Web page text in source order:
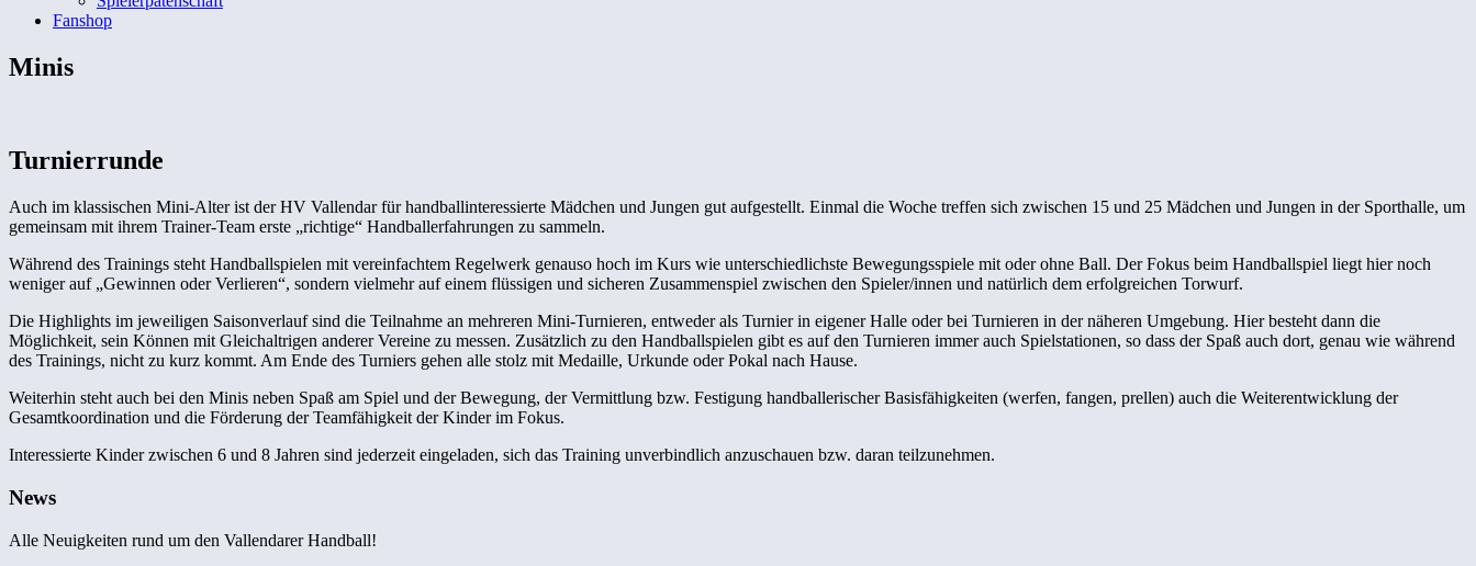
Fanshop
Minis
Turnierrunde
Auch im klassischen Mini-Alter ist der HV Vallendar für handballinteressierte Mädchen und Jungen gut aufgestellt. Einmal die Woche treffen sich zwischen 15 und 25 Mädchen und Jungen in der Sporthalle, um
gemeinsam mit ihrem Trainer-Team erste „richtige“ Handballerfahrungen zu sammeln.
Während des Trainings steht Handballspielen mit vereinfachtem Regelwerk genauso hoch im Kurs wie unterschiedlichste Bewegungsspiele mit oder ohne Ball. Der Fokus beim Handballspiel liegt hier noch
weniger auf „Gewinnen oder Verlieren“, sondern vielmehr auf einem flüssigen und sicheren Zusammenspiel zwischen den Spieler/innen und natürlich dem erfolgreichen Torwurf.
Die Highlights im jeweiligen Saisonverlauf sind die Teilnahme an mehreren Mini-Turnieren, entweder als Turnier in eigener Halle oder bei Turnieren in der näheren Umgebung. Hier besteht dann die
Möglichkeit, sein Können mit Gleichaltrigen anderer Vereine zu messen. Zusätzlich zu den Handballspielen gibt es auf den Turnieren immer auch Spielstationen, so dass der Spaß auch dort, genau wie während
des Trainings, nicht zu kurz kommt. Am Ende des Turniers gehen alle stolz mit Medaille, Urkunde oder Pokal nach Hause.
Weiterhin steht auch bei den Minis neben Spaß am Spiel und der Bewegung, der Vermittlung bzw. Festigung handballerischer Basisfähigkeiten (werfen, fangen, prellen) auch die Weiterentwicklung der
Gesamtkoordination und die Förderung der Teamfähigkeit der Kinder im Fokus.
Interessierte Kinder zwischen 6 und 8 Jahren sind jederzeit eingeladen, sich das Training unverbindlich anzuschauen bzw. daran teilzunehmen.
News
Alle Neuigkeiten rund um den Vallendarer Handball!